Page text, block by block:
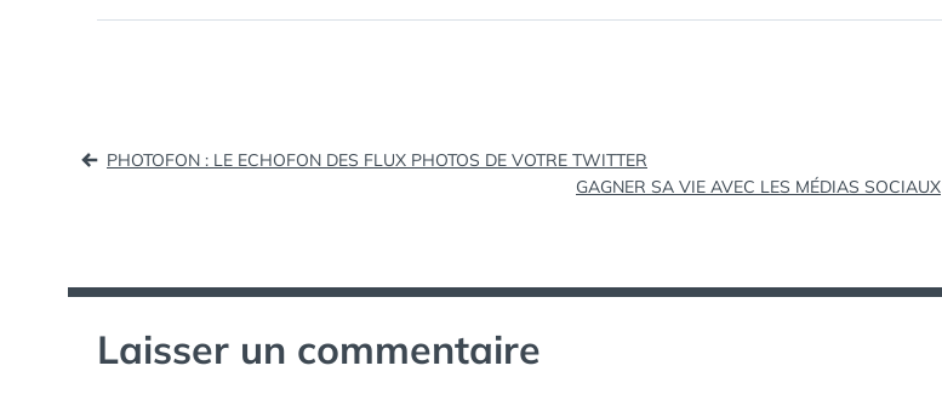
Navigation
l’article
PHOTOFON : LE ECHOFON DES FLUX PHOTOS DE VOTRE TWITTER
GAGNER SA VIE AVEC LES MÉDIAS SOCIAUX
Laisser un commentaire